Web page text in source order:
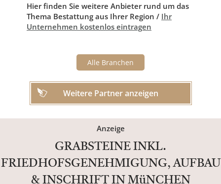
Hier finden Sie weitere Anbieter rund um das
Thema Bestattung aus Ihrer Region / Ihr
Unternehmen kostenlos eintragen
Alle Branchen
Weitere Partner anzeigen
Anzeige
GRABSTEINE INKL.
FRIEDHOFSGENEHMIGUNG, AUFBAU
& INSCHRIFT IN MüNCHEN